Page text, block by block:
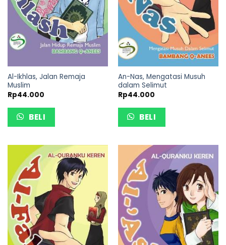
Al-Ikhlas, Jalan Remaja
Muslim
Rp44.000
BELI
An-Nas, Mengatasi Musuh
dalam Selimut
Rp44.000
BELI